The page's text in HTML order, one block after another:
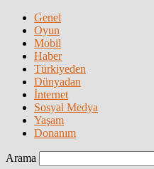
Genel
Oyun
Mobil
Haber
Türkiyeden
Dünyadan
İnternet
Sosyal Medya
Yaşam
Donanım
Arama